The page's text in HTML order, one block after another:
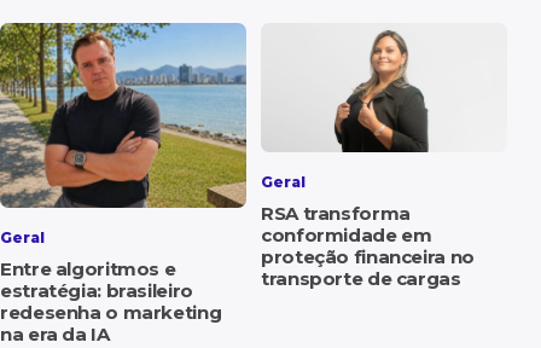
Geral
Entre algoritmos e
estratégia: brasileiro
redesenha o marketing
na era da IA
Geral
RSA transforma
conformidade em
proteção financeira no
transporte de cargas